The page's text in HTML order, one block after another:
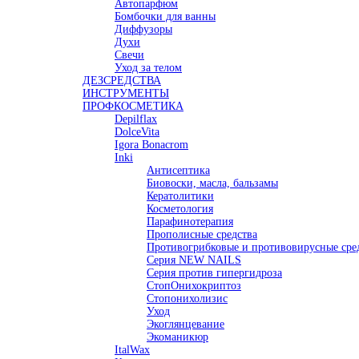
Автопарфюм
Бомбочки для ванны
Диффузоры
Духи
Свечи
Уход за телом
ДЕЗСРЕДСТВА
ИНСТРУМЕНТЫ
ПРОФКОСМЕТИКА
Depilflax
DolceVita
Igora Bonacrom
Inki
Антисептика
Биовоски, масла, бальзамы
Кератолитики
Косметология
Парафинотерапия
Прополисные средства
Противогрибковые и противовирусные
Серия NEW NAILS
Серия против гипергидроза
СтопОнихокриптоз
Стопонихолизис
Уход
Экоглянцевание
Экоманикюр
ItalWax